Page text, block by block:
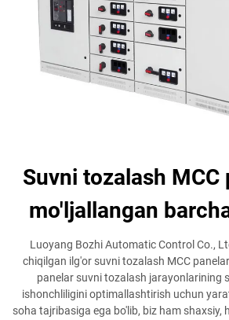
Suvni tozalash MCC
mo'ljallangan
Luoyang Bozhi Automatic Control Co.,
chiqilgan ilg'or suvni tozalash MCC
panelar suvni tozalash jarayonlarining
ishonchliligini optimallashtirish uchun
soha tajribasiga ega bo'lib, biz ham shaxsiy,